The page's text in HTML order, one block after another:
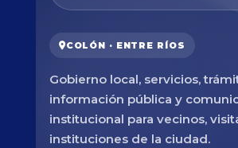
COLÓN · ENTRE RÍOS
Gobierno local, servicios,
información pública y
institucional para vecinos,
instituciones de la ciudad.